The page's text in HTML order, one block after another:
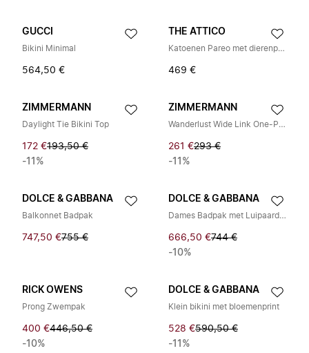
GUCCI
Bikini Minimal
564,50 €
THE ATTICO
Katoenen Pareo met dierenprint
469 €
ZIMMERMANN
Daylight Tie Bikini Top
172 €193,50 €
-11%
ZIMMERMANN
Wanderlust Wide Link One-Piece
261 €293 €
-11%
DOLCE & GABBANA
Balkonnet Badpak
747,50 €755 €
DOLCE & GABBANA
Dames Badpak met Luipaardprint
666,50 €744 €
-10%
RICK OWENS
Prong Zwempak
400 €446,50 €
-10%
DOLCE & GABBANA
Klein bikini met bloemenprint
528 €590,50 €
-11%